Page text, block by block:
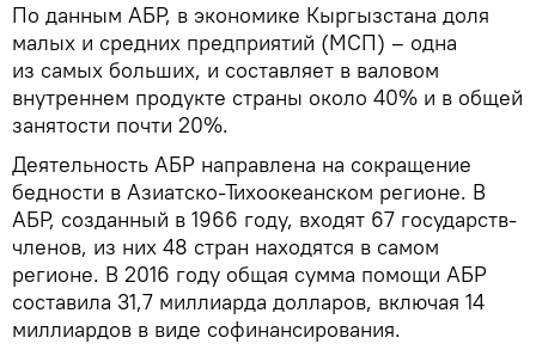
По данным АБР, в экономике Кыргызстана доля
малых и средних предприятий (МСП) – одна
из самых больших, и составляет в валовом
внутреннем продукте страны около 40% и в общей
занятости почти 20%.
Деятельность АБР направлена на сокращение
бедности в Азиатско-Тихоокеанском регионе. В
АБР, созданный в 1966 году, входят 67 государств-
членов, из них 48 стран находятся в самом
регионе. В 2016 году общая сумма помощи АБР
составила 31,7 миллиарда долларов, включая 14
миллиардов в виде софинансирования.